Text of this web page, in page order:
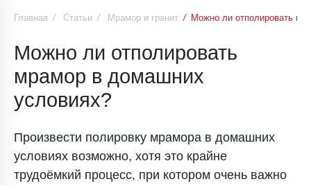
Главная / Статьи / Мрамор и гранит / Можно ли отполировать
Можно ли отполировать
мрамор в домашних
условиях?
Произвести полировку мрамора в домашних
условиях возможно, хотя это крайне
трудоёмкий процесс, при котором очень важно